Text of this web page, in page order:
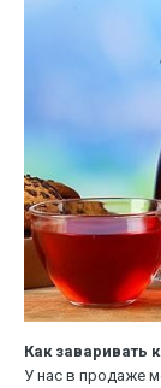
Как заваривать
У нас в продаже